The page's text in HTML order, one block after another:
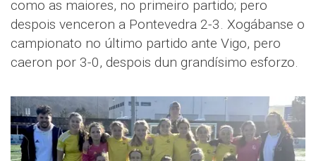
como as maiores, no primeiro partido; pero
despois venceron a Pontevedra 2-3. Xogábanse o
campionato no último partido ante Vigo, pero
caeron por 3-0, despois dun grandísimo esforzo.